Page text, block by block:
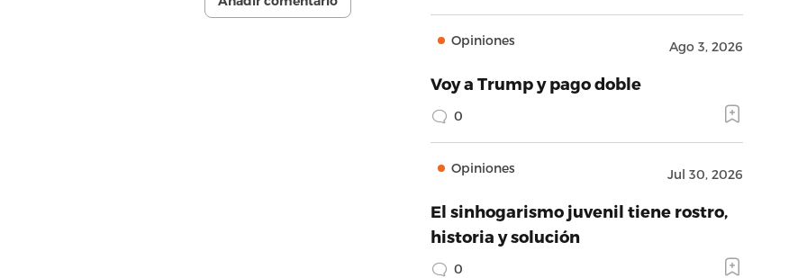
Opiniones Ago 3, 2026
Voy a Trump y pago doble
0
Opiniones Jul 30, 2026
El sinhogarismo juvenil tiene rostro,
historia y solución
0